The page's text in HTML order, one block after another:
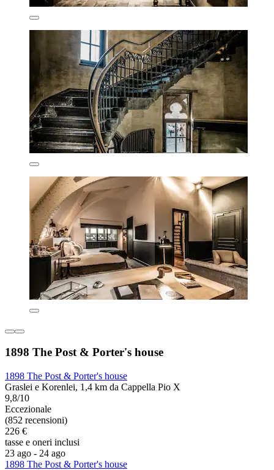
1898 The Post & Porter's house
1898 The Post & Porter's house
Graslei e Korenlei, 1,4 km da Cappella Pio X
9,8/10
Eccezionale
(852 recensioni)
226 €
tasse e oneri inclusi
23 ago - 24 ago
1898 The Post & Porter's house